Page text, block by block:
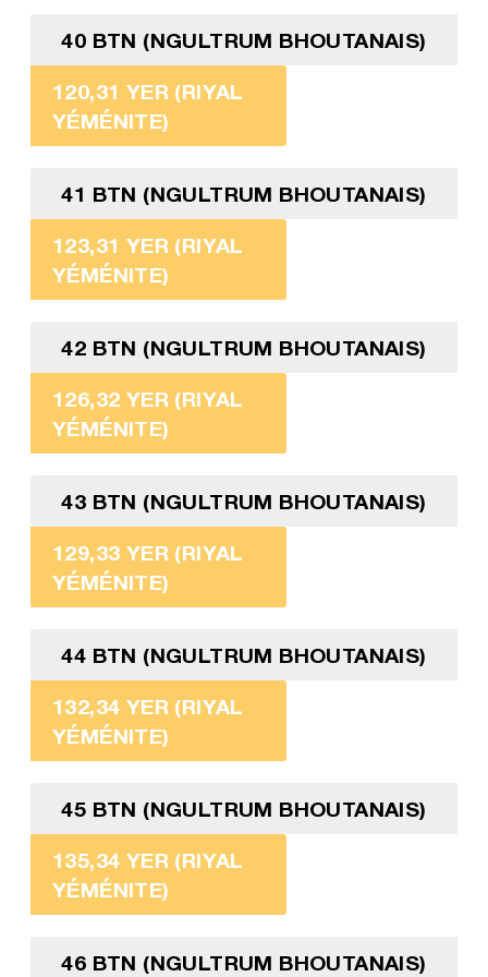
40 BTN (NGULTRUM BHOUTANAIS)
120,31 YER (RIYAL
YÉMÉNITE)
41 BTN (NGULTRUM BHOUTANAIS)
123,31 YER (RIYAL
YÉMÉNITE)
42 BTN (NGULTRUM BHOUTANAIS)
126,32 YER (RIYAL
YÉMÉNITE)
43 BTN (NGULTRUM BHOUTANAIS)
129,33 YER (RIYAL
YÉMÉNITE)
44 BTN (NGULTRUM BHOUTANAIS)
132,34 YER (RIYAL
YÉMÉNITE)
45 BTN (NGULTRUM BHOUTANAIS)
135,34 YER (RIYAL
YÉMÉNITE)
46 BTN (NGULTRUM BHOUTANAIS)